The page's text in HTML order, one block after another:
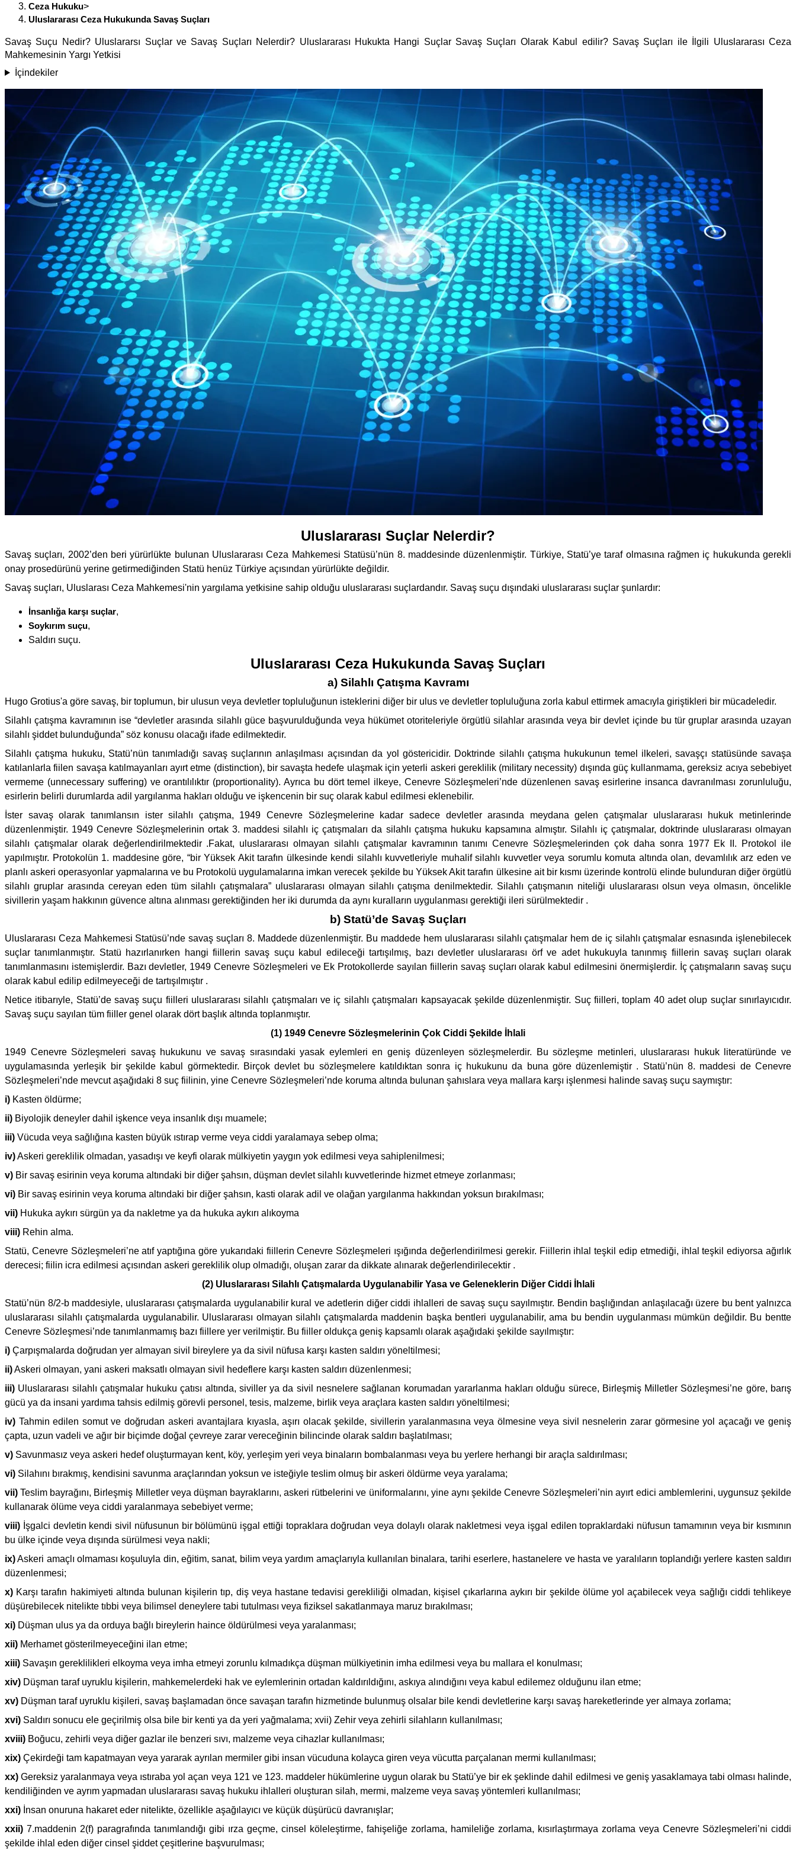
Ceza Hukuku>
Uluslararası Ceza Hukukunda Savaş Suçları
Savaş Suçu Nedir? Uluslararsı Suçlar ve Savaş Suçları Nelerdir? Uluslararası Hukukta Hangi Suçlar Savaş Suçları Olarak Kabul edilir? Savaş Suçları ile İlgili Uluslararası Ceza
Mahkemesinin Yargı Yetkisi
İçindekiler
Uluslararası Suçlar Nelerdir?
Savaş suçları, 2002’den beri yürürlükte bulunan Uluslararası Ceza Mahkemesi Statüsü’nün 8. maddesinde düzenlenmiştir. Türkiye, Statü’ye taraf olmasına rağmen iç hukukunda gerekli
onay prosedürünü yerine getirmediğinden Statü henüz Türkiye açısından yürürlükte değildir.
Savaş suçları, Uluslarası Ceza Mahkemesi'nin yargılama yetkisine sahip olduğu uluslararası suçlardandır. Savaş suçu dışındaki uluslararası suçlar şunlardır:
İnsanlığa karşı suçlar,
Soykırım suçu,
Saldırı suçu.
Uluslararası Ceza Hukukunda Savaş Suçları
a) Silahlı Çatışma Kavramı
Hugo Grotius'a göre savaş, bir toplumun, bir ulusun veya devletler topluluğunun isteklerini diğer bir ulus ve devletler topluluğuna zorla kabul ettirmek amacıyla giriştikleri bir mücadeledir.
Silahlı çatışma kavramının ise “devletler arasında silahlı güce başvurulduğunda veya hükümet otoriteleriyle örgütlü silahlar arasında veya bir devlet içinde bu tür gruplar arasında uzayan
silahlı şiddet bulunduğunda” söz konusu olacağı ifade edilmektedir.
Silahlı çatışma hukuku, Statü’nün tanımladığı savaş suçlarının anlaşılması açısından da yol göstericidir. Doktrinde silahlı çatışma hukukunun temel ilkeleri, savaşçı statüsünde savaşa
katılanlarla fiilen savaşa katılmayanları ayırt etme (distinction), bir savaşta hedefe ulaşmak için yeterli askeri gereklilik (military necessity) dışında güç kullanmama, gereksiz acıya sebebiyet
vermeme (unnecessary suffering) ve orantılılıktır (proportionality). Ayrıca bu dört temel ilkeye, Cenevre Sözleşmeleri’nde düzenlenen savaş esirlerine insanca davranılması zorunluluğu,
esirlerin belirli durumlarda adil yargılanma hakları olduğu ve işkencenin bir suç olarak kabul edilmesi eklenebilir.
İster savaş olarak tanımlansın ister silahlı çatışma, 1949 Cenevre Sözleşmelerine kadar sadece devletler arasında meydana gelen çatışmalar uluslararası hukuk metinlerinde
düzenlenmiştir. 1949 Cenevre Sözleşmelerinin ortak 3. maddesi silahlı iç çatışmaları da silahlı çatışma hukuku kapsamına almıştır. Silahlı iç çatışmalar, doktrinde uluslararası olmayan
silahlı çatışmalar olarak değerlendirilmektedir .Fakat, uluslararası olmayan silahlı çatışmalar kavramının tanımı Cenevre Sözleşmelerinden çok daha sonra 1977 Ek II. Protokol ile
yapılmıştır. Protokolün 1. maddesine göre, “bir Yüksek Akit tarafın ülkesinde kendi silahlı kuvvetleriyle muhalif silahlı kuvvetler veya sorumlu komuta altında olan, devamlılık arz eden ve
planlı askeri operasyonlar yapmalarına ve bu Protokolü uygulamalarına imkan verecek şekilde bu Yüksek Akit tarafın ülkesine ait bir kısmı üzerinde kontrolü elinde bulunduran diğer örgütlü
silahlı gruplar arasında cereyan eden tüm silahlı çatışmalara” uluslararası olmayan silahlı çatışma denilmektedir. Silahlı çatışmanın niteliği uluslararası olsun veya olmasın, öncelikle
sivillerin yaşam hakkının güvence altına alınması gerektiğinden her iki durumda da aynı kuralların uygulanması gerektiği ileri sürülmektedir .
b) Statü’de Savaş Suçları
Uluslararası Ceza Mahkemesi Statüsü’nde savaş suçları 8. Maddede düzenlenmiştir. Bu maddede hem uluslararası silahlı çatışmalar hem de iç silahlı çatışmalar esnasında işlenebilecek
suçlar tanımlanmıştır. Statü hazırlanırken hangi fiillerin savaş suçu kabul edileceği tartışılmış, bazı devletler uluslararası örf ve adet hukukuyla tanınmış fiillerin savaş suçları olarak
tanımlanmasını istemişlerdir. Bazı devletler, 1949 Cenevre Sözleşmeleri ve Ek Protokollerde sayılan fiillerin savaş suçları olarak kabul edilmesini önermişlerdir. İç çatışmaların savaş suçu
olarak kabul edilip edilmeyeceği de tartışılmıştır .
Netice itibarıyle, Statü’de savaş suçu fiilleri uluslararası silahlı çatışmaları ve iç silahlı çatışmaları kapsayacak şekilde düzenlenmiştir. Suç fiilleri, toplam 40 adet olup suçlar sınırlayıcıdır.
Savaş suçu sayılan tüm fiiller genel olarak dört başlık altında toplanmıştır.
(1) 1949 Cenevre Sözleşmelerinin Çok Ciddi Şekilde İhlali
1949 Cenevre Sözleşmeleri savaş hukukunu ve savaş sırasındaki yasak eylemleri en geniş düzenleyen sözleşmelerdir. Bu sözleşme metinleri, uluslararası hukuk literatüründe ve
uygulamasında yerleşik bir şekilde kabul görmektedir. Birçok devlet bu sözleşmelere katıldıktan sonra iç hukukunu da buna göre düzenlemiştir . Statü’nün 8. maddesi de Cenevre
Sözleşmeleri’nde mevcut aşağıdaki 8 suç fiilinin, yine Cenevre Sözleşmeleri’nde koruma altında bulunan şahıslara veya mallara karşı işlenmesi halinde savaş suçu saymıştır:
i) Kasten öldürme;
ii) Biyolojik deneyler dahil işkence veya insanlık dışı muamele;
iii) Vücuda veya sağlığına kasten büyük ıstırap verme veya ciddi yaralamaya sebep olma;
iv)Askeri gereklilik olmadan, yasadışı ve keyfi olarak mülkiyetin yaygın yok edilmesi veya sahiplenilmesi;
v) Bir savaş esirinin veya koruma altındaki bir diğer şahsın, düşman devlet silahlı kuvvetlerinde hizmet etmeye zorlanması;
vi) Bir savaş esirinin veya koruma altındaki bir diğer şahsın, kasti olarak adil ve olağan yargılanma hakkından yoksun bırakılması;
vii) Hukuka aykırı sürgün ya da nakletme ya da hukuka aykırı alıkoyma
viii) Rehin alma.
Statü, Cenevre Sözleşmeleri’ne atıf yaptığına göre yukarıdaki fiillerin Cenevre Sözleşmeleri ışığında değerlendirilmesi gerekir. Fiillerin ihlal teşkil edip etmediği, ihlal teşkil ediyorsa ağırlık
derecesi; fiilin icra edilmesi açısından askeri gereklilik olup olmadığı, oluşan zarar da dikkate alınarak değerlendirilecektir .
(2) Uluslararası Silahlı Çatışmalarda Uygulanabilir Yasa ve Geleneklerin Diğer Ciddi İhlali
Statü’nün 8/2-b maddesiyle, uluslararası çatışmalarda uygulanabilir kural ve adetlerin diğer ciddi ihlalleri de savaş suçu sayılmıştır. Bendin başlığından anlaşılacağı üzere bu bent yalnızca
uluslararası silahlı çatışmalarda uygulanabilir. Uluslararası olmayan silahlı çatışmalarda maddenin başka bentleri uygulanabilir, ama bu bendin uygulanması mümkün değildir. Bu bentte
Cenevre Sözleşmesi’nde tanımlanmamış bazı fiillere yer verilmiştir. Bu fiiller oldukça geniş kapsamlı olarak aşağıdaki şekilde sayılmıştır:
i) Çarpışmalarda doğrudan yer almayan sivil bireylere ya da sivil nüfusa karşı kasten saldırı yöneltilmesi;
ii)Askeri olmayan, yani askeri maksatlı olmayan sivil hedeflere karşı kasten saldırı düzenlenmesi;
iii) Uluslararası silahlı çatışmalar hukuku çatısı altında, siviller ya da sivil nesnelere sağlanan korumadan yararlanma hakları olduğu sürece, Birleşmiş Milletler Sözleşmesi’ne göre, barış
gücü ya da insani yardıma tahsis edilmiş görevli personel, tesis, malzeme, birlik veya araçlara kasten saldırı yöneltilmesi;
iv) Tahmin edilen somut ve doğrudan askeri avantajlara kıyasla, aşırı olacak şekilde, sivillerin yaralanmasına veya ölmesine veya sivil nesnelerin zarar görmesine yol açacağı ve geniş
çapta, uzun vadeli ve ağır bir biçimde doğal çevreye zarar vereceğinin bilincinde olarak saldırı başlatılması;
v) Savunmasız veya askeri hedef oluşturmayan kent, köy, yerleşim yeri veya binaların bombalanması veya bu yerlere herhangi bir araçla saldırılması;
vi) Silahını bırakmış, kendisini savunma araçlarından yoksun ve isteğiyle teslim olmuş bir askeri öldürme veya yaralama;
vii) Teslim bayrağını, Birleşmiş Milletler veya düşman bayraklarını, askeri rütbelerini ve üniformalarını, yine aynı şekilde Cenevre Sözleşmeleri’nin ayırt edici amblemlerini, uygunsuz şekilde
kullanarak ölüme veya ciddi yaralanmaya sebebiyet verme;
viii) İşgalci devletin kendi sivil nüfusunun bir bölümünü işgal ettiği topraklara doğrudan veya dolaylı olarak nakletmesi veya işgal edilen topraklardaki nüfusun tamamının veya bir kısmının
bu ülke içinde veya dışında sürülmesi veya nakli;
ix)Askeri amaçlı olmaması koşuluyla din, eğitim, sanat, bilim veya yardım amaçlarıyla kullanılan binalara, tarihi eserlere, hastanelere ve hasta ve yaralıların toplandığı yerlere kasten saldırı
düzenlenmesi;
x) Karşı tarafın hakimiyeti altında bulunan kişilerin tıp, diş veya hastane tedavisi gerekliliği olmadan, kişisel çıkarlarına aykırı bir şekilde ölüme yol açabilecek veya sağlığı ciddi tehlikeye
düşürebilecek nitelikte tıbbi veya bilimsel deneylere tabi tutulması veya fiziksel sakatlanmaya maruz bırakılması;
xi) Düşman ulus ya da orduya bağlı bireylerin haince öldürülmesi veya yaralanması;
xii) Merhamet gösterilmeyeceğini ilan etme;
xiii) Savaşın gereklilikleri elkoyma veya imha etmeyi zorunlu kılmadıkça düşman mülkiyetinin imha edilmesi veya bu mallara el konulması;
xiv) Düşman taraf uyruklu kişilerin, mahkemelerdeki hak ve eylemlerinin ortadan kaldırıldığını, askıya alındığını veya kabul edilemez olduğunu ilan etme;
xv) Düşman taraf uyruklu kişileri, savaş başlamadan önce savaşan tarafın hizmetinde bulunmuş olsalar bile kendi devletlerine karşı savaş hareketlerinde yer almaya zorlama;
xvi) Saldırı sonucu ele geçirilmiş olsa bile bir kenti ya da yeri yağmalama; xvii) Zehir veya zehirli silahların kullanılması;
xviii) Boğucu, zehirli veya diğer gazlar ile benzeri sıvı, malzeme veya cihazlar kullanılması;
xix) Çekirdeği tam kapatmayan veya yararak ayrılan mermiler gibi insan vücuduna kolayca giren veya vücutta parçalanan mermi kullanılması;
xx) Gereksiz yaralanmaya veya ıstıraba yol açan veya 121 ve 123. maddeler hükümlerine uygun olarak bu Statü’ye bir ek şeklinde dahil edilmesi ve geniş yasaklamaya tabi olması halinde,
kendiliğinden ve ayrım yapmadan uluslararası savaş hukuku ihlalleri oluşturan silah, mermi, malzeme veya savaş yöntemleri kullanılması;
xxi) İnsan onuruna hakaret eder nitelikte, özellikle aşağılayıcı ve küçük düşürücü davranışlar;
xxii) 7.maddenin 2(f) paragrafında tanımlandığı gibi ırza geçme, cinsel köleleştirme, fahişeliğe zorlama, hamileliğe zorlama, kısırlaştırmaya zorlama veya Cenevre Sözleşmeleri’ni ciddi
şekilde ihlal eden diğer cinsel şiddet çeşitlerine başvurulması;